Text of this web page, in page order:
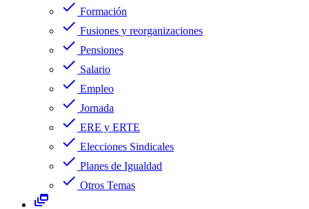
check Formación
check Fusiones y reorganizaciones
check Pensiones
check Salario
check Empleo
check Jornada
check ERE y ERTE
check Elecciones Sindicales
check Planes de Igualdad
check Otros Temas
dynamic_feed